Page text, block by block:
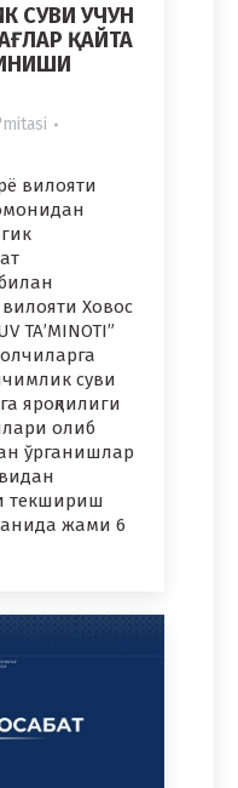
СУВИ УЧУН
ҚАЙТА
вилояти
Ховос
TA’MINOTI”
суви
яроқлилиги
олиб
ўрганишлар
текшириш
жами 6